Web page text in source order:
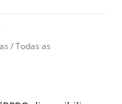
/ Todas as